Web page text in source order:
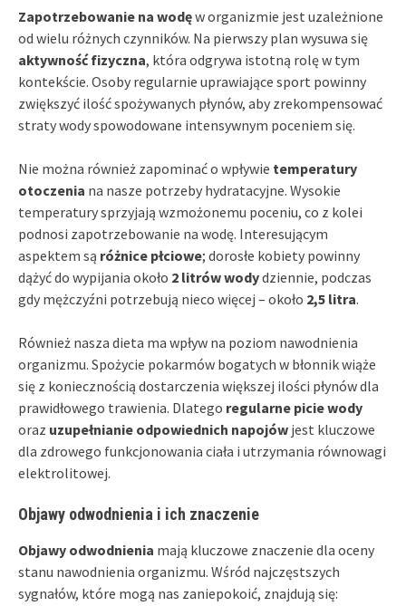
Zapotrzebowanie na wodęw organizmie jest uzależnione
od wielu różnych czynników. Na pierwszy plan wysuwa się
aktywność fizyczna, która odgrywa istotną rolę w tym
kontekście. Osoby regularnie uprawiające sport powinny
zwiększyć ilość spożywanych płynów, aby zrekompensować
straty wody spowodowane intensywnym poceniem się.
Nie można również zapominać o wpływie temperatury
otoczenia na nasze potrzeby hydratacyjne. Wysokie
temperatury sprzyjają wzmożonemu poceniu, co z kolei
podnosi zapotrzebowanie na wodę. Interesującym
aspektem są różnice płciowe; dorosłe kobiety powinny
dążyć do wypijania około 2 litrów wodydziennie, podczas
gdy mężczyźni potrzebują nieco więcej – około 2,5 litra.
Również nasza dieta ma wpływ na poziom nawodnienia
organizmu. Spożycie pokarmów bogatych w błonnik wiąże
się z koniecznością dostarczenia większej ilości płynów dla
prawidłowego trawienia. Dlatego regularne picie wody
oraz uzupełnianie odpowiednich napojów jest kluczowe
dla zdrowego funkcjonowania ciała i utrzymania równowagi
elektrolitowej.
Objawy odwodnienia i ich znaczenie
Objawy odwodnienia mają kluczowe znaczenie dla oceny
stanu nawodnienia organizmu. Wśród najczęstszych
sygnałów, które mogą nas zaniepokoić, znajdują się: